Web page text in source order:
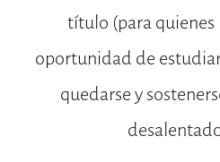
título (para
oportunidad de
quedarse y